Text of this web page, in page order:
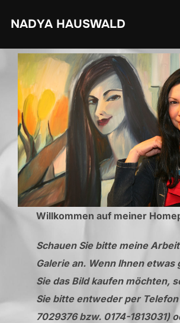
InhaltNADYA HAUSWALD
Willkommen auf meiner
Schauen Sie bitte meine
Galerie an. Wenn Ihnen etwas
Sie das Bild kaufen möchten,
Sie bitte entweder per Telefon
7029376 bzw. 0174-1813031)